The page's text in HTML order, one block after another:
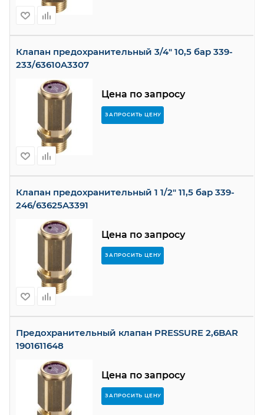
Клапан предохранительный 3/4" 10,5 бар 339-
233/63610A3307
Цена по запросу
ЗАПРОСИТЬ ЦЕНУ
Клапан предохранительный 1 1/2" 11,5 бар 339-
246/63625A3391
Цена по запросу
ЗАПРОСИТЬ ЦЕНУ
Предохранительный клапан PRESSURE 2,6BAR
1901611648
Цена по запросу
ЗАПРОСИТЬ ЦЕНУ